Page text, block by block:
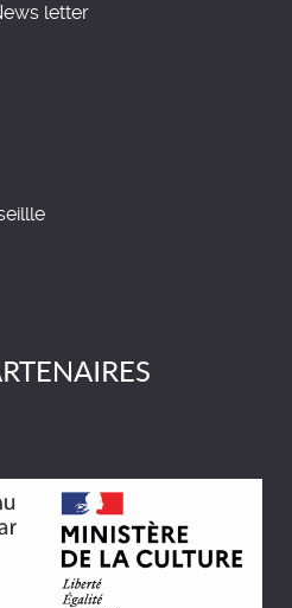
letter